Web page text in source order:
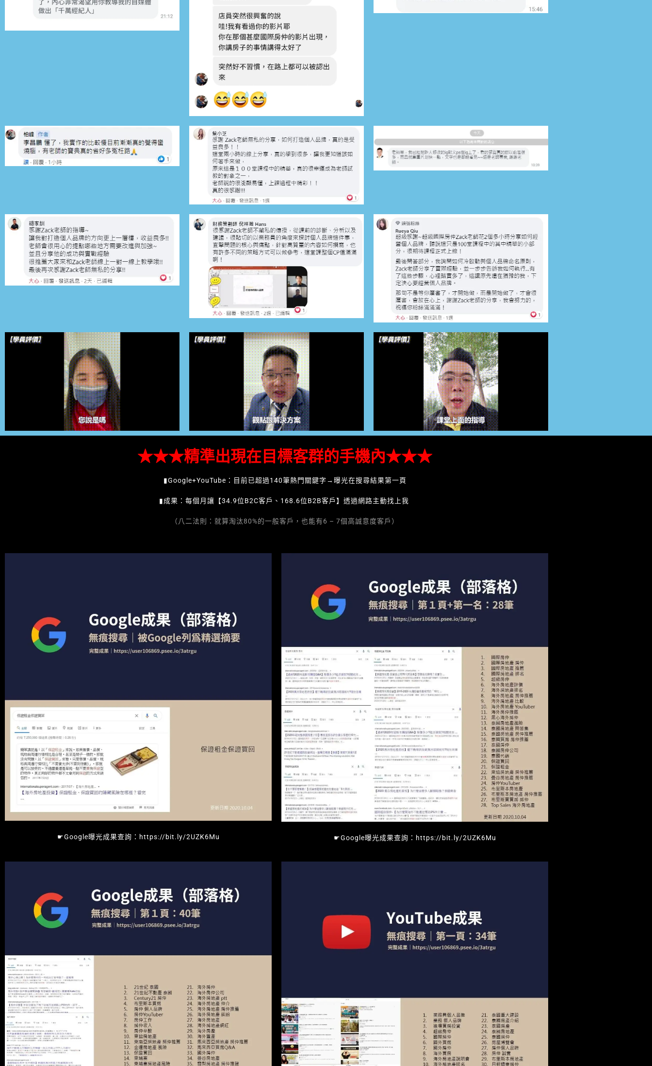
★★★精準出現在目標客群的手機內★★★
▮Google+YouTube：目前已超過140筆熱門關鍵字→曝光在搜尋結果第一頁
▮成果：每個月讓【34.9位B2C客戶、168.6位B2B客戶】透過網路主動找上我
（八二法則：就算淘汰80%的一般客戶，也能有6 – 7個高誠意度客戶）
☛Google曝光成果查詢：https://bit.ly/2UZK6Mu ☛Google曝光成果查詢：https://bit.ly/2UZK6Mu